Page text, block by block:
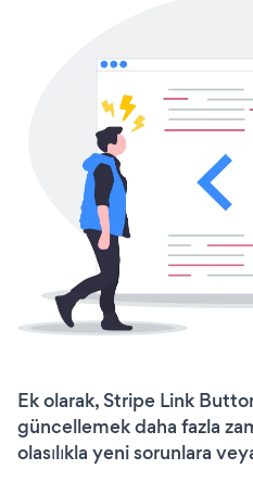
Ek olarak, Stripe Link
güncellemek daha fazla
olasılıkla yeni sorunlara